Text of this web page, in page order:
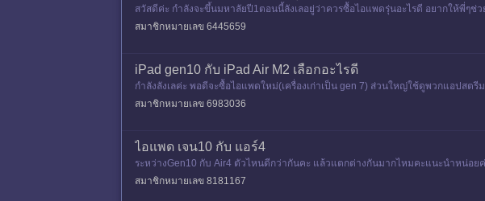
สวัสดีค่ะ กำลังจะขึ้นมหาลัยปี1ตอนนี้ลังเลอยู่ว่าควรซื้อไอแพดรุ่นอะไรดี อยากให้พี่ๆ
n10
สมาชิกหมายเลข 6445659
iPad gen10 กับ iPad Air M2 เลือกอะไรดี
กำลังลังเลค่ะ พอดีจะซื้อไอแพดใหม่(เครื่องเก่าเป็น gen 7) ส่วนใหญ่ใช้ดูพวกแอปสต
0 ก็พอ
สมาชิกหมายเลข 6983036
ไอแพด เจน10 กับ แอร์4
ระหว่างGen10 กับ Air4 ตัวไหนดีกว่ากันคะ แล้วแตกต่างกันมากไหมคะแนะนำหน่อยค่
สมาชิกหมายเลข 8181167